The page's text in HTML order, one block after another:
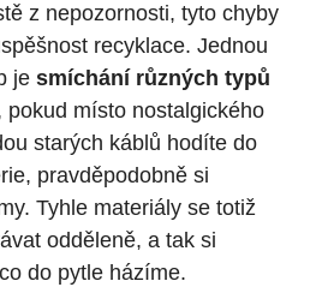
z nepozornosti, tyto chyby
recyklace. Jednou
je smíchání různých typů
pokud místo nostalgického
starých káblů hodíte do
pravděpodobně si
Tyhle materiály se totiž
odděleně, a tak si
do pytle házíme.